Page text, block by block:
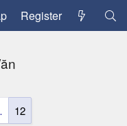
Register
12